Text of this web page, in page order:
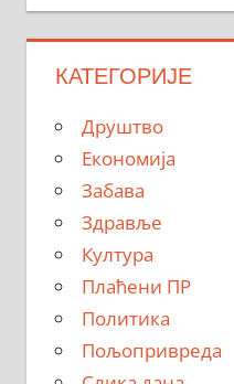
КАТЕГОРИЈЕ
Друштво
Економија
Забава
Здравље
Култура
Плаћени ПР
Политика
Пољопривреда